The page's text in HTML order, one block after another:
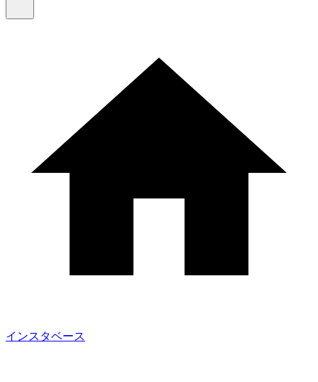
インスタベース